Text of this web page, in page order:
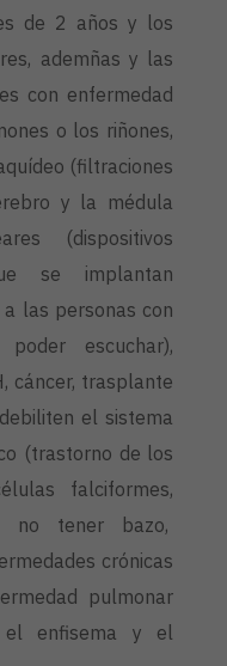
de 2 años y los
ademñas y las
con enfermedad
o los riñones,
(filtraciones
y la médula
(dispositivos
se implantan
las personas con
escuchar),
cáncer, trasplante
el sistema
(trastorno de los
falciformes,
no tener bazo,
crónicas
pulmonar
el enfisema y el